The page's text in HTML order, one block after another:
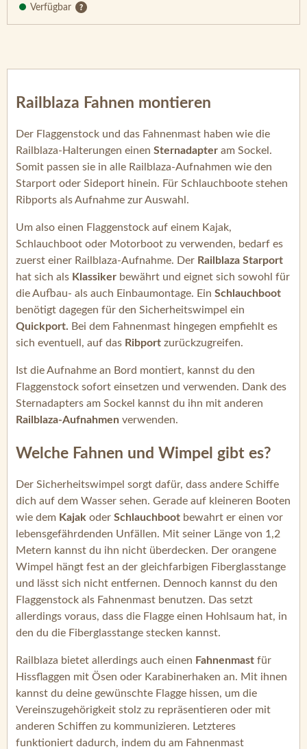
Verfügbar
Railblaza Fahnen montieren
Der Flaggenstock und das Fahnenmast haben wie die
Railblaza-Halterungen einen Sternadapter am Sockel.
Somit passen sie in alle Railblaza-Aufnahmen wie den
Starport oder Sideport hinein. Für Schlauchboote stehen
Ribports als Aufnahme zur Auswahl.
Um also einen Flaggenstock auf einem Kajak,
Schlauchboot oder Motorboot zu verwenden, bedarf es
zuerst einer Railblaza-Aufnahme. Der Railblaza Starport
hat sich als Klassiker bewährt und eignet sich sowohl für
die Aufbau- als auch Einbaumontage. Ein Schlauchboot
benötigt dagegen für den Sicherheitswimpel ein
Quickport. Bei dem Fahnenmast hingegen empfiehlt es
sich eventuell, auf das Ribport zurückzugreifen.
Ist die Aufnahme an Bord montiert, kannst du den
Flaggenstock sofort einsetzen und verwenden. Dank des
Sternadapters am Sockel kannst du ihn mit anderen
Railblaza-Aufnahmen verwenden.
Welche Fahnen und Wimpel gibt es?
Der Sicherheitswimpel sorgt dafür, dass andere Schiffe
dich auf dem Wasser sehen. Gerade auf kleineren Booten
wie dem Kajak oder Schlauchboot bewahrt er einen vor
lebensgefährdenden Unfällen. Mit seiner Länge von 1,2
Metern kannst du ihn nicht überdecken. Der orangene
Wimpel hängt fest an der gleichfarbigen Fiberglasstange
und lässt sich nicht entfernen. Dennoch kannst du den
Flaggenstock als Fahnenmast benutzen. Das setzt
allerdings voraus, dass die Flagge einen Hohlsaum hat, in
den du die Fiberglasstange stecken kannst.
Railblaza bietet allerdings auch einen Fahnenmast für
Hissflaggen mit Ösen oder Karabinerhaken an. Mit ihnen
kannst du deine gewünschte Flagge hissen, um die
Vereinszugehörigkeit stolz zu repräsentieren oder mit
anderen Schiffen zu kommunizieren. Letzteres
funktioniert dadurch, indem du am Fahnenmast